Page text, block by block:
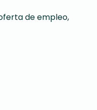
de empleo,